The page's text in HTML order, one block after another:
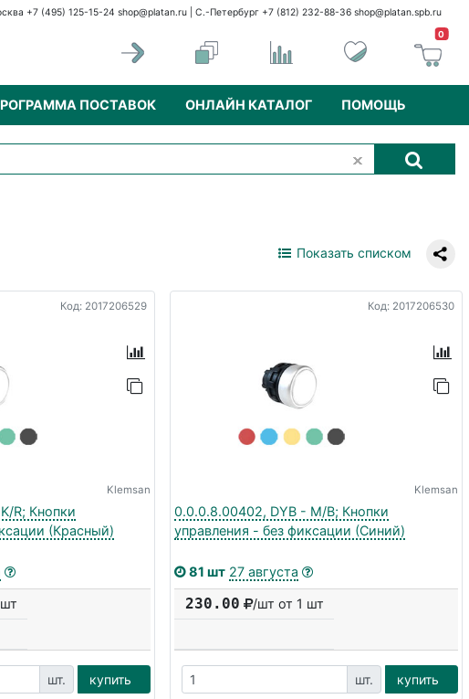
+7 (495) 125-15-24 shop@platan.ru | С.-Петербург +7 (812) 232-88-36 shop@platan.spb.ru
0
ПОСТАВОК ОНЛАЙН КАТАЛОГ ПОМОЩЬ
Показать списком
Код: 2017206529
Klemsan
R; Кнопки
(Красный)
шт. купить
Код: 2017206530
Klemsan
0.0.0.8.00402, DYB - M/B; Кнопки
управления - без фиксации (Синий)
81 шт 27 августа
230.00 /шт от 1 шт
шт. купить